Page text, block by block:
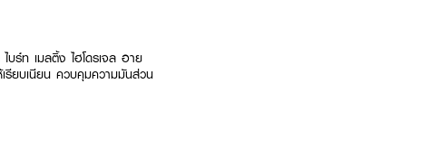
บร์ท เมลติ้ง ไฮโดรเจล อาย
รียบเนียน ควบคุมความมันส่วน